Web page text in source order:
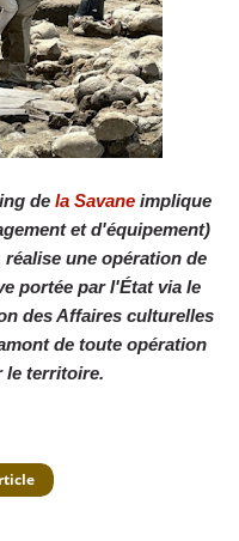
de la Savaneimplique
et d'équipement)
réalise une opération de
portée par l'État via le
des Affaires culturelles
de toute opération
le territoire.